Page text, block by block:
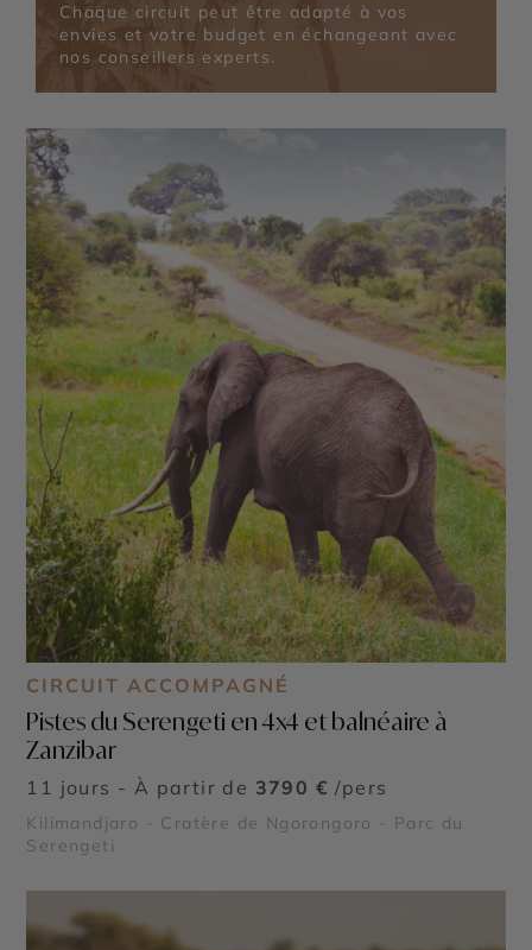
Chaque circuit peut être adapté à vos
envies et votre budget en échangeant avec
nos conseillers experts.
CIRCUIT ACCOMPAGNÉ
Pistes du Serengeti en 4x4 et balnéaire à
Zanzibar
11 jours - À partir de 3790 € /pers
Kilimandjaro - Cratère de Ngorongoro - Parc du
Serengeti